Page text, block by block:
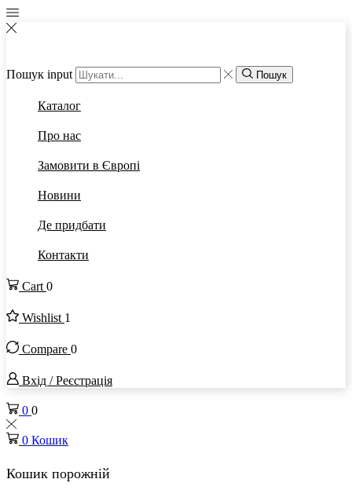
Пошук input Пошук
Каталог
Про нас
Замовити в Європі
Новини
Де придбати
Контакти
Cart 0
Wishlist 1
Compare 0
Вхід / Реєстрація
0 0
0 Кошик
Кошик порожній